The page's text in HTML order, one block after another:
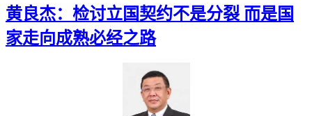
黄良杰：检讨立国契约不是分裂 而是国
家走向成熟必经之路